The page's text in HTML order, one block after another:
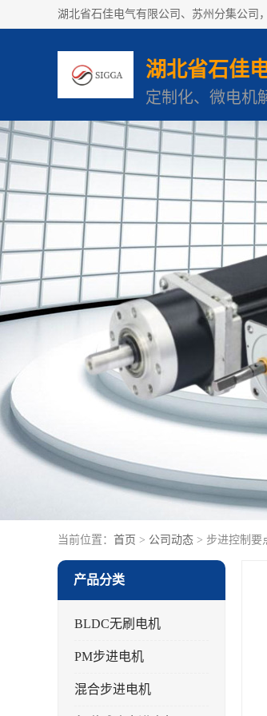
湖北省石佳
定制化、微电机
当前位置： 首页 > 公司动态 > 步进控制要
产品分类
BLDC无刷电机
PM步进电机
混合步进电机